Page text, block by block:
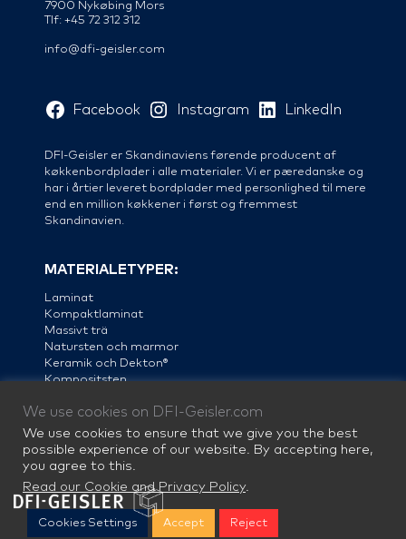
7900 Nykøbing Mors
Tlf: +45 72 312 312
info@dfi-geisler.com
Facebook Instagram LinkedIn
DFI-Geisler er Skandinaviens førende producent af
køkkenbordplader i alle materialer. Vi er pæredanske og
har i årtier leveret bordplader med personlighed til mere
end en million køkkener i først og fremmest
Skandinavien.
MATERIALETYPER:
Laminat
Kompaktlaminat
Massivt trä
Natursten och marmor
Keramik och Dekton®
Kompositsten
Stål
We use cookies on DFI-Geisler.com
We use cookies to ensure that we give you the best
possible experience of our website. By accepting here,
you agree to this.
Read our Cookie and Privacy Policy.
Cookies Settings Accept Reject